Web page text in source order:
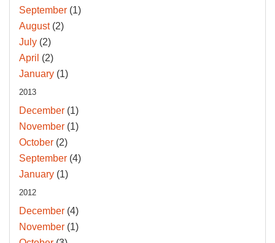
September (1)
August(2)
July (2)
April (2)
January (1)
2013
December (1)
November (1)
October (2)
September (4)
January (1)
2012
December (4)
November (1)